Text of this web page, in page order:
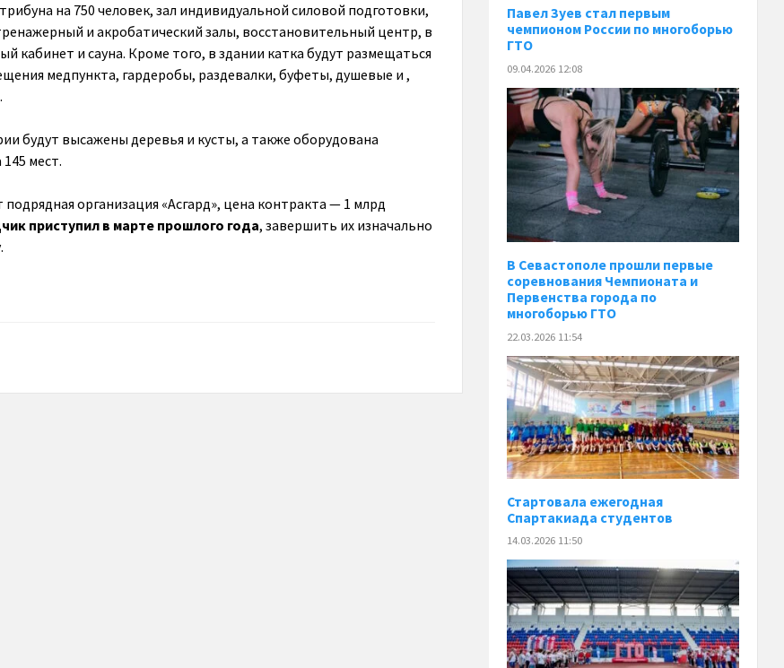
на 750 человек, зал индивидуальной силовой подготовки,
и акробатический залы, восстановительный центр, в
кабинет и сауна. Кроме того, в здании катка будут размещаться
медпункта, гардеробы, раздевалки, буфеты, душевые и ,
будут высажены деревья и кусты, а также оборудована
мест.
организация «Асгард», цена контракта — 1 млрд
приступил в марте прошлого года, завершить их изначально
Павел Зуев стал первым
чемпионом России по многоборью
ГТО
09.04.2026 12:08
В Севастополе прошли первые
соревнования Чемпионата и
Первенства города по
многоборью ГТО
22.03.2026 11:54
Стартовала ежегодная
Спартакиада студентов
14.03.2026 11:50